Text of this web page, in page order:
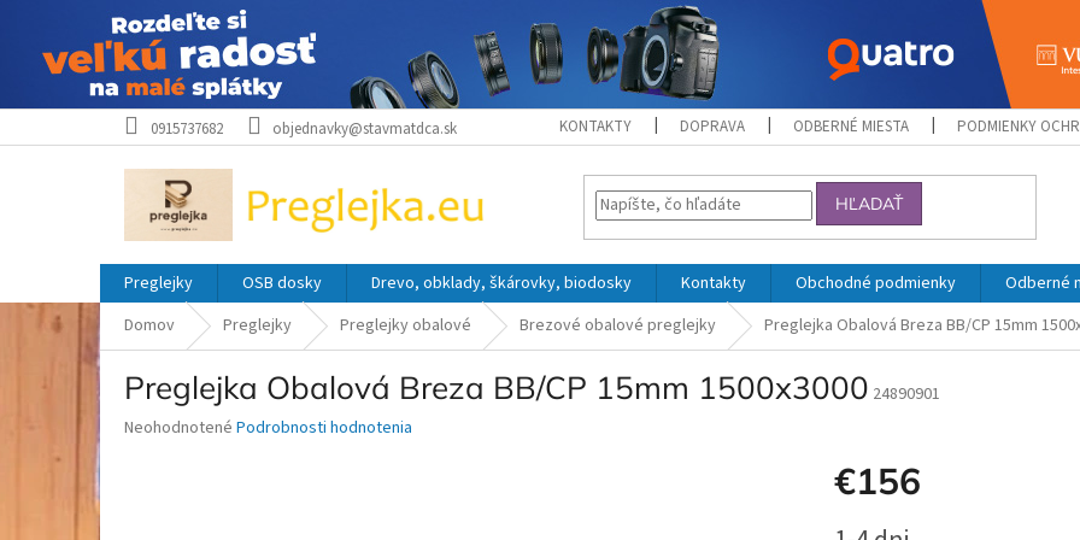
na
0915737682 objednavky@stavmatdca.sk KONTAKTY DOPRAVA ODBERNÉ MIESTA PODMIENKY
HĽADAŤ
Preglejky OSB dosky Drevo, obklady, škárovky, biodosky Kontakty Obchodné podmienky Odberné
Domov
Preglejky Preglejky obalové Brezové obalové preglejky Preglejka Obalová Breza BB/CP 15mm
Preglejka Obalová Breza BB/CP 15mm 1500x3000 24890901
Priemerné
Neohodnotené Podrobnosti hodnotenia
€156